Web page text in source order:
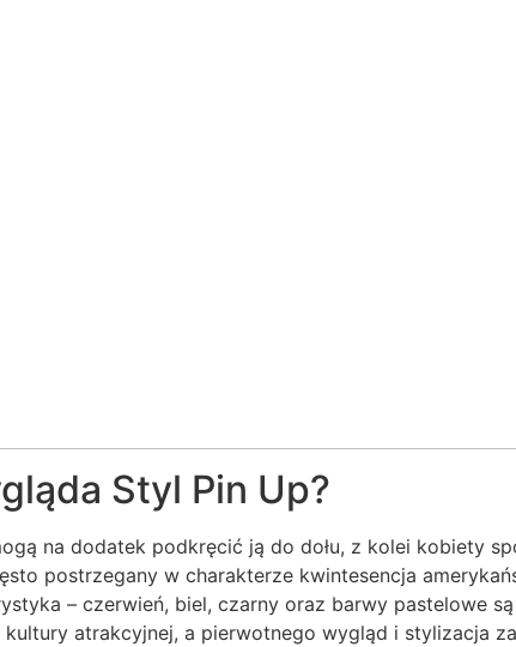
Styl Pin Up?
na dodatek podkręcić ją do dołu, z kolei kobiety
postrzegany w charakterze kwintesencja
– czerwień, biel, czarny oraz barwy pastelowe
atrakcyjnej, a pierwotnego wygląd i stylizacja